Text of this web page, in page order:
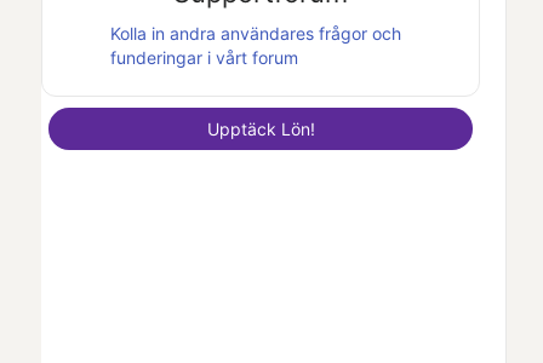
Kolla in andra användares frågor och
funderingar i vårt forum
Upptäck Lön!